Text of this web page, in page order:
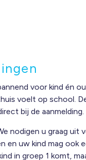
voor kind én
voelt op school.
bij de aanmelding.
nodigen u graag uit
en uw kind mag ook
in groep 1 komt,